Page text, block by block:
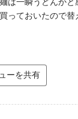
っておいたので
ーを共有